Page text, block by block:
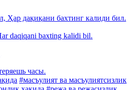
Ҳар дақиқани бахтинг калиди бил.
daqiqani baxting kalidi bil.
часы.
#масъулият ва масъулиятсизлик